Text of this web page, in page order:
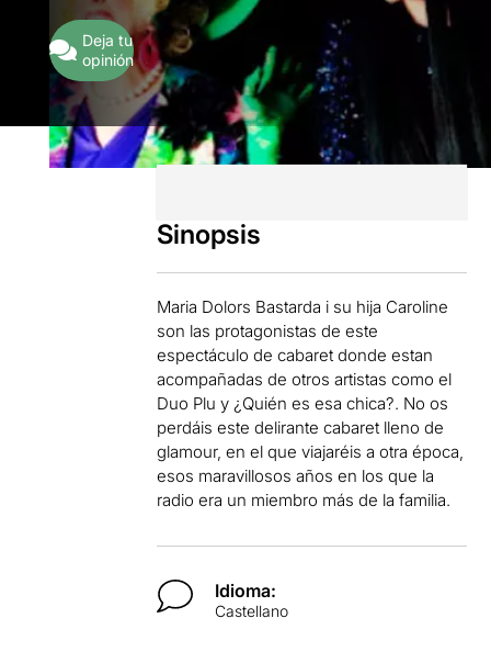
Deja tu
opinión
Sinopsis
Maria Dolors Bastarda i su hija Caroline
son las protagonistas de este
espectáculo de cabaret donde estan
acompañadas de otros artistas como el
Duo Plu y ¿Quién es esa chica?. No os
perdáis este delirante cabaret lleno de
glamour, en el que viajaréis a otra época,
esos maravillosos años en los que la
radio era un miembro más de la familia.
Idioma:
Castellano